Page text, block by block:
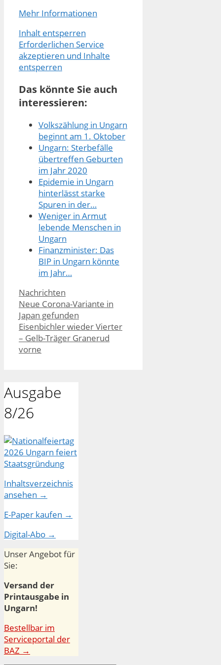
Mehr Informationen
Inhalt entsperren
Erforderlichen Service
akzeptieren und Inhalte
entsperren
Das könnte Sie auch
interessieren:
Volkszählung in Ungarn
beginnt am 1. Oktober
Ungarn: Sterbefälle
übertreffen Geburten
im Jahr 2020
Epidemie in Ungarn
hinterlässt starke
Spuren in der…
Weniger in Armut
lebende Menschen in
Ungarn
Finanzminister: Das
BIP in Ungarn könnte
im Jahr…
Kategorien
Nachrichten
Neue Corona-Variante in
Japan gefunden
Eisenbichler wieder Vierter
– Gelb-Träger Granerud
vorne
Ausgabe
8/26
Inhaltsverzeichnis
ansehen →
E-Paper kaufen →
Digital-Abo →
Unser Angebot für
Sie:
Versand der
Printausgabe in
Ungarn!
Bestellbar im
Serviceportal der
BAZ →